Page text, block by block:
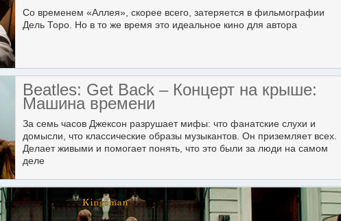
Со временем «Аллея», скорее всего, затеряется в фильмографии
Дель Торо. Но в то же время это идеальное кино для автора
Beatles: Get Back – Концерт на крыше:
Машина времени
За семь часов Джексон разрушает мифы: что фанатские слухи и
домысли, что классические образы музыкантов. Он приземляет всех.
Делает живыми и помогает понять, что это были за люди на самом
деле